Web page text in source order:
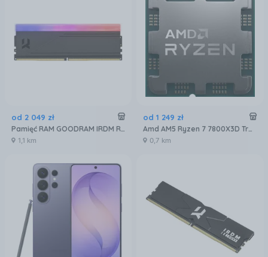
od 2 049 zł
Pamięć RAM GOODRAM IRDM RGB 32GB [2x16GB 6000MHz DDR5 CL30 DIMM] (IRG60D5L30S32GDC)
1,1 km
od 1 249 zł
Amd AM5 Ryzen 7 7800X3D Tray 4,2GHz (100000000910)
0,7 km